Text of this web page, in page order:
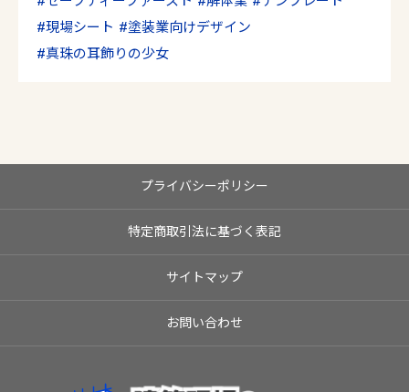
現場シート
塗装業向けデザイン
真珠の耳飾りの少女
プライバシーポリシー
特定商取引法に基づく表記
サイトマップ
お問い合わせ